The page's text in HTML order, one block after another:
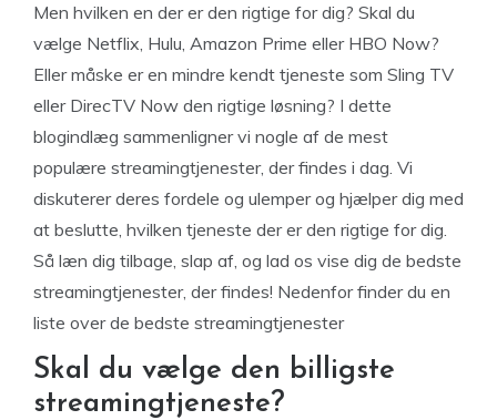
Men hvilken en der er den rigtige for dig? Skal du
vælge Netflix, Hulu, Amazon Prime eller HBO Now?
Eller måske er en mindre kendt tjeneste som Sling TV
eller DirecTV Now den rigtige løsning? I dette
blogindlæg sammenligner vi nogle af de mest
populære streamingtjenester, der findes i dag. Vi
diskuterer deres fordele og ulemper og hjælper dig med
at beslutte, hvilken tjeneste der er den rigtige for dig.
Så læn dig tilbage, slap af, og lad os vise dig de bedste
streamingtjenester, der findes! Nedenfor finder du en
liste over de bedste streamingtjenester
Skal du vælge den billigste
streamingtjeneste?